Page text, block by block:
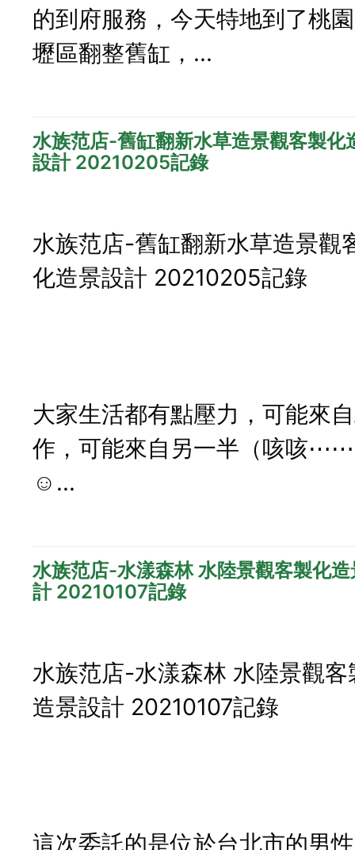
的到府服務，今天特地到了桃
壢區翻整舊缸，...
水族范店-舊缸翻新水草造景觀客製化
設計 20210205記錄
水族范店-舊缸翻新水草造景觀
化造景設計 20210205記錄
大家生活都有點壓力，可能來
作，可能來自另一半（咳咳⋯⋯
☺...
水族范店-水漾森林 水陸景觀客製化造
計 20210107記錄
水族范店-水漾森林 水陸景觀客
造景設計 20210107記錄
這次委託的是位於台北市的男